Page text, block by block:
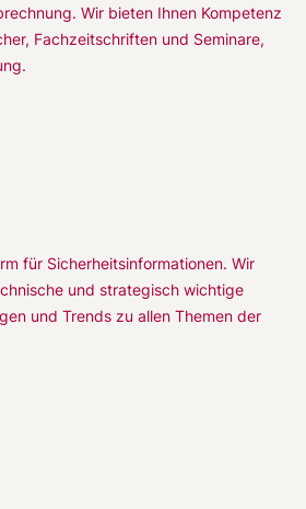
Wir bieten Ihnen Kompetenz
Fachzeitschriften und Seminare,
für Sicherheitsinformationen. Wir
und strategisch wichtige
und Trends zu allen Themen der